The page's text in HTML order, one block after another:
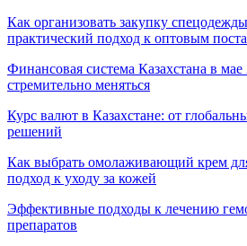
Как организовать закупку
практический подход к оптовым
Финансовая система Казахстана в мае
стремительно меняться
Курс валют в Казахстане: от
решений
Как выбрать омолаживающий крем
подход к уходу за кожей
Эффективные подходы к лечению
препаратов